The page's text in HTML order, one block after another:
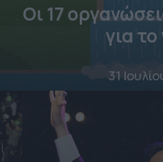
Οι 17
για
31